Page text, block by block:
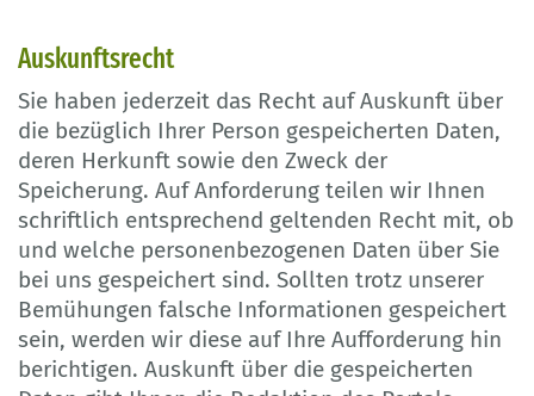
Auskunftsrecht
Sie haben jederzeit das Recht auf Auskunft über
die bezüglich Ihrer Person gespeicherten Daten,
deren Herkunft sowie den Zweck der
Speicherung. Auf Anforderung teilen wir Ihnen
schriftlich entsprechend geltenden Recht mit, ob
und welche personenbezogenen Daten über Sie
bei uns gespeichert sind. Sollten trotz unserer
Bemühungen falsche Informationen gespeichert
sein, werden wir diese auf Ihre Aufforderung hin
berichtigen. Auskunft über die gespeicherten